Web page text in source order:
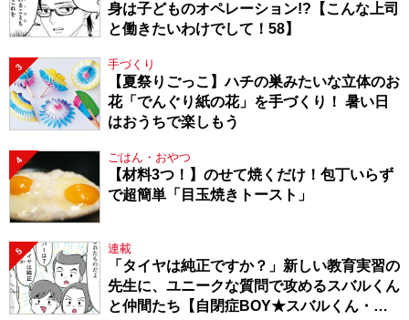
身は子どものオペレーション!?【こんな上司
と働きたいわけでして！58】
3 手づくり
【夏祭りごっこ】ハチの巣みたいな立体のお
花「でんぐり紙の花」を手づくり！ 暑い日
はおうちで楽しもう
4 ごはん・おやつ
【材料3つ！】のせて焼くだけ！包丁いらず
で超簡単「目玉焼きトースト」
5 連載
「タイヤは純正ですか？」新しい教育実習の
先生に、ユニークな質問で攻めるスバルくん
と仲間たち【自閉症BOY★スバルくん・